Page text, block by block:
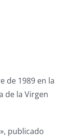
de 1989 en la
de la Virgen
publicado